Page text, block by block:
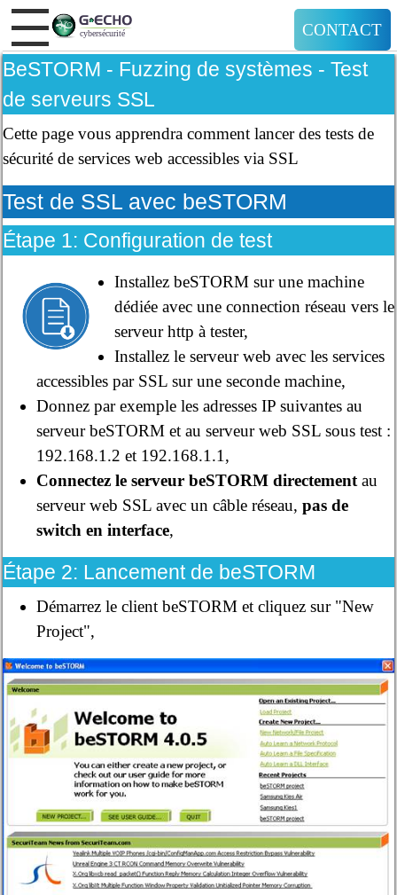
CONTACT
BeSTORM - Fuzzing de systèmes - Test
de serveurs SSL
Cette page vous apprendra comment lancer des tests de
sécurité de services web accessibles via SSL
Test de SSL avec beSTORM
Étape 1: Configuration de test
Installez beSTORM sur une machine
dédiée avec une connection réseau vers le
serveur http à tester,
Installez le serveur web avec les services
accessibles par SSL sur une seconde machine,
Donnez par exemple les adresses IP suivantes au
serveur beSTORM et au serveur web SSL sous test :
192.168.1.2 et 192.168.1.1,
Connectez le serveur beSTORM directementau
serveur web SSL avec un câble réseau,pas de
switch en interface,
Étape 2: Lancement de beSTORM
Démarrez le client beSTORM et cliquez sur "New
Project",